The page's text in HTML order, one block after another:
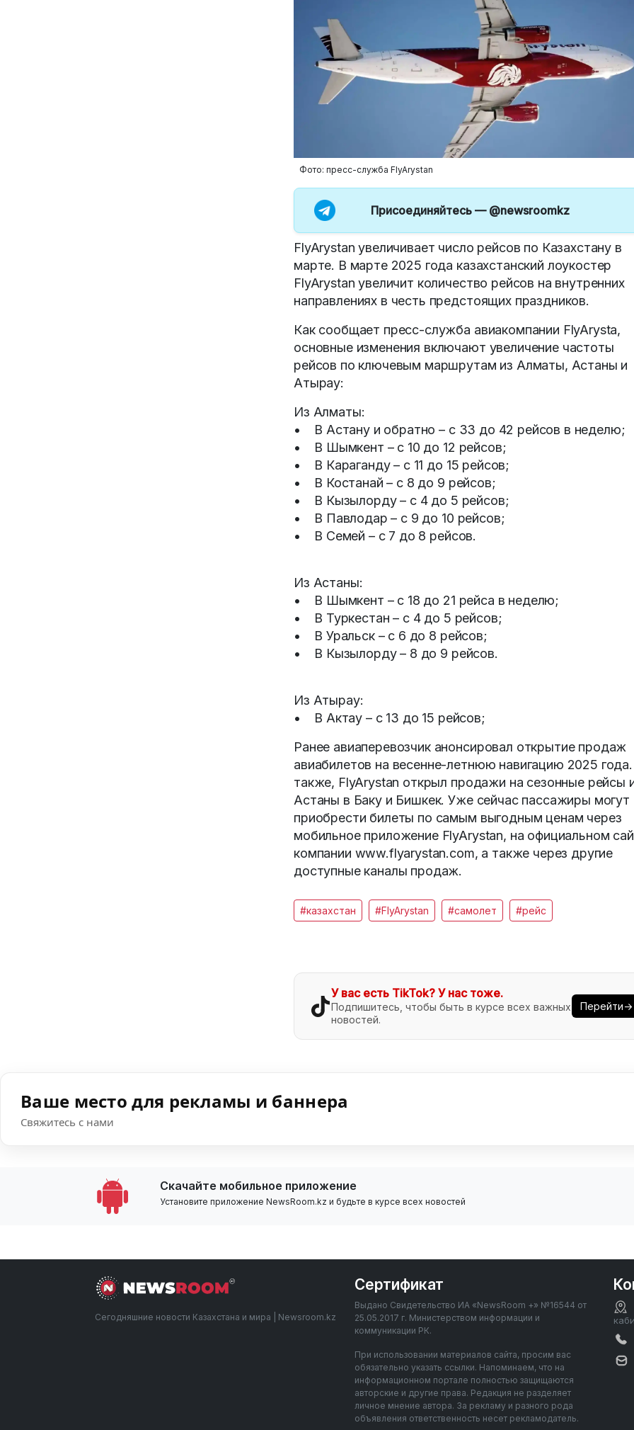
Фото: пресс-служба FlyArystan
Присоединяйтесь — @newsroomkz
FlyArystan увеличивает число рейсов по Казахстану в
марте. В марте 2025 года казахстанский лоукостер
FlyArystan увеличит количество рейсов на внутренних
направлениях в честь предстоящих праздников.
Как сообщает пресс-служба авиакомпании FlyArysta,
основные изменения включают увеличение частоты
рейсов по ключевым маршрутам из Алматы, Астаны и
Атырау:
Из Алматы:
• В Астану и обратно – с 33 до 42 рейсов в неделю;
• В Шымкент – с 10 до 12 рейсов;
• В Караганду – с 11 до 15 рейсов;
• В Костанай – с 8 до 9 рейсов;
• В Кызылорду – с 4 до 5 рейсов;
• В Павлодар – с 9 до 10 рейсов;
• В Семей – с 7 до 8 рейсов.
Из Астаны:
• В Шымкент – с 18 до 21 рейса в неделю;
• В Туркестан – с 4 до 5 рейсов;
• В Уральск – с 6 до 8 рейсов;
• В Кызылорду – 8 до 9 рейсов.
Из Атырау:
• В Актау – с 13 до 15 рейсов;
Ранее авиаперевозчик анонсировал открытие продаж
авиабилетов на весенне-летнюю навигацию 2025
также, FlyArystan открыл продажи на сезонные рейсы
Астаны в Баку и Бишкек. Уже сейчас пассажиры могут
приобрести билеты по самым выгодным ценам через
мобильное приложение FlyArystan, на официальном
компании www.flyarystan.com, а также через другие
доступные каналы продаж.
#казахстан #FlyArystan #самолет #рейс
У вас есть TikTok? У нас тоже.
Подпишитесь, чтобы быть в курсе всех важных
новостей.
Перейти→
Ваше место для рекламы и баннера
Свяжитесь с нами
Скачайте мобильное приложение
Установите приложение NewsRoom.kz и будьте в курсе всех новостей
Сегодняшние новости Казахстана и мира | Newsroom.kz
Сертификат
Выдано Свидетельство ИА «NewsRoom +» №16544 от
25.05.2017 г. Министерством информации и
коммуникации РК.
При использовании материалов сайта, просим вас
обязательно указать ссылки. Напоминаем, что на
информационном портале полностью защищаются
авторские и другие права. Редакция не разделяет
личное мнение автора. За рекламу и разного рода
объявления ответственность несет рекламодатель.